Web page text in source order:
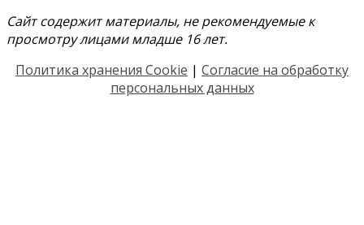
Сайт содержит материалы, не рекомендуемые к
просмотру лицами младше 16 лет.
Политика хранения Cookie | Согласие на обработку
персональных данных